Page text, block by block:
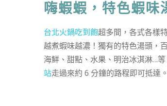
嗨蝦蝦，特色蝦味
台北火鍋吃到飽超多間，各式各樣
越煮蝦味越濃！獨有的特色湯頭，
海鮮、甜點、水果、明治冰淇淋…
站走過來約 6 分鐘的路程即可抵達。